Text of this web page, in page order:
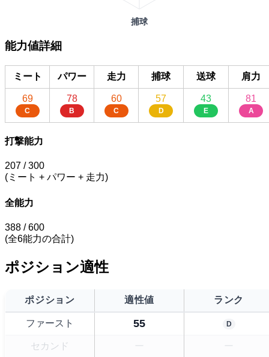
能力値詳細
ミート パワー 走力 捕球 送球 肩力
69
C
78
B
60
C
57
D
43
E
81
A
打撃能力
207 / 300
(ミート + パワー + 走力)
全能力
388 / 600
(全6能力の合計)
ポジション適性
ポジション 適性値 ランク
ファースト 55 D
セカンド